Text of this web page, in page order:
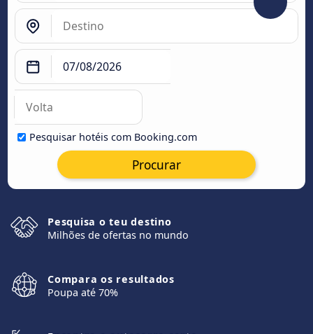
Pesquisar hotéis com Booking.com
Procurar
Pesquisa o teu destino
Milhões de ofertas no mundo
Compara os resultados
Poupa até 70%